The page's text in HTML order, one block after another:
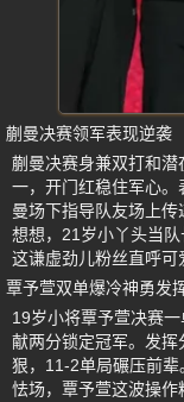
蒯曼决赛领军表现逆袭
蒯曼决赛身兼双打和
一，开门红稳住军心。
曼场下指导队友场上
想想，21岁小丫头当队
这谦虚劲儿粉丝直呼可
覃予萱双单爆冷神勇发
19岁小将覃予萱决赛
献两分锁定冠军。发
狠，11-2单局碾压前
怯场，覃予萱这波操